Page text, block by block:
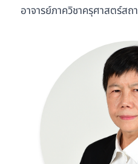
อาจารย์ภาควิชาครุศาสตร์ส